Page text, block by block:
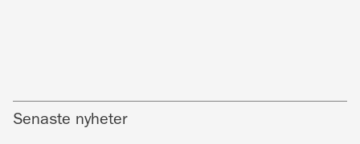
Senaste nyheter